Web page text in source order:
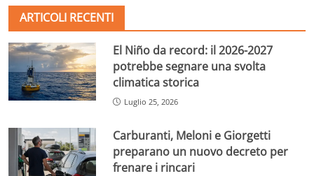
ARTICOLI RECENTI
El Niño da record: il 2026-2027
potrebbe segnare una svolta
climatica storica
Luglio 25, 2026
Carburanti, Meloni e Giorgetti
preparano un nuovo decreto per
frenare i rincari